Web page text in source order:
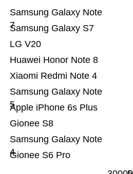
Gionee S6 Pro
Samsung Galaxy Note
4
Gionee S8
Apple iPhone 6s Plus
Samsung Galaxy Note
5
Xiaomi Redmi Note 4
Huawei Honor Note 8
LG V20
Samsung Galaxy S7
Samsung Galaxy Note
7